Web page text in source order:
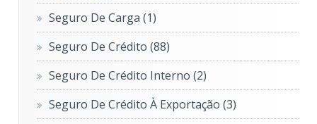
Seguro De Carga(1)
Seguro De Crédito(88)
Seguro De Crédito Interno(2)
Seguro De Crédito À Exportação(3)